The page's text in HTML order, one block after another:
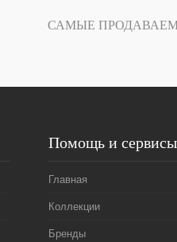
САМЫЕ
Помощь и сервисы
Главная
Коллекции
Бренды